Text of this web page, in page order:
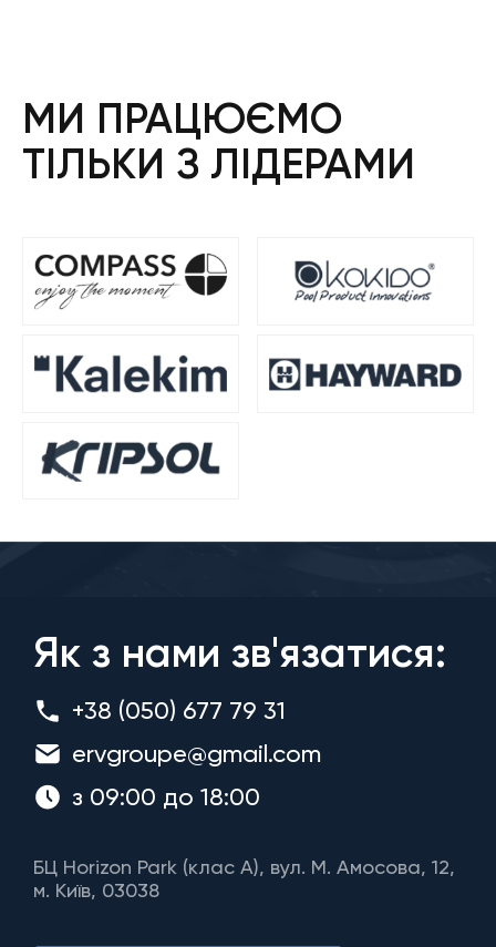
МИ ПРАЦЮЄМО
ТІЛЬКИ З ЛІДЕРАМИ
Як з нами зв'язатися:
+38 (050) 677 79 31
ervgroupe@gmail.com
з 09:00 до 18:00
БЦ Horizon Park (клас A), вул. М. Амосова, 12,
м. Київ, 03038